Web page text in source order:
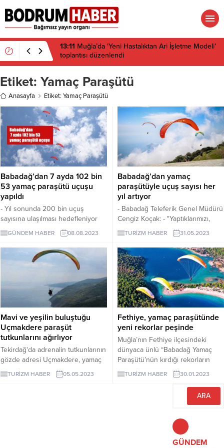
13:11 Muğla’da ‘Yeni Hastalıktan Ari İşletme Modeli’
toplantısı düzenlendi
Etiket: Yamaç Paraşütü
Anasayfa Etiket: Yamaç Paraşütü
Babadağ’dan 7 ayda 102 bin
53 yamaç paraşütü uçuşu
yapıldı
- Yıl sonunda 200 bin uçuş
sayısına ulaşılması hedefleniyor
GÜNDEM HABER 08.08.2023
Babadağ’dan yamaç
paraşütüyle uçuş sayısı her
yıl artıyor
- Babadağ Teleferik Genel Müdürü
Cengiz Koçak: - "Yaptıklarımızı,
Türkiye'nin dünyaya tanıtımı
açısından milli bir tanıtım çabası
olarak düşünüyoruz"
TURİZM HABER 31.05.2023
Mavi ve yeşilin buluştuğu
Uçmakdere paraşüt
tutkunlarını ağırlıyor
Tekirdağ'da adrenalin tutkunlarının
gözde adresi Uçmakdere, yamaç
paraşütü yapmak isteyenleri
gökyüzüyle buluşturuyor.
TURİZM HABER 05.05.2023
Fethiye, yamaç paraşütünde
yeni rekorlar peşinde
Muğla’nın Fethiye ilçesindeki
dünyaca ünlü “Babadağ Yamaç
Paraşütü’nün kırdığı rekorların
önümüzdeki yıllarda da devam
edebilmesi için eksikler masaya
yatırılarak bir dizi kararlar alındı.
TURİZM HABER 30.01.2023
GÜNDEM